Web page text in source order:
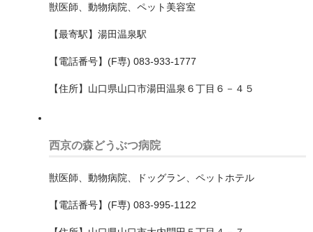
荒川区
西東京市
獣医師、動物病院、ペット美容室
【最寄駅】湯田温泉駅
【電話番号】(F専) 083-933-1777
【住所】山口県山口市湯田温泉６丁目６－４５
西京の森どうぶつ病院
獣医師、動物病院、ドッグラン、ペットホテル
【電話番号】(F専) 083-995-1122